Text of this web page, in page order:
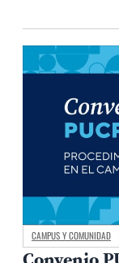
CAMPUS Y COMUNIDAD